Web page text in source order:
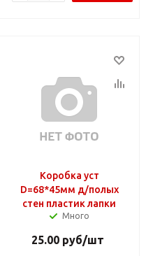
Коробка уст
D=68*45мм д/полых
стен пластик лапки
Много
25.00 руб/шт